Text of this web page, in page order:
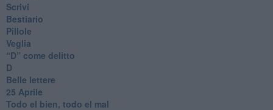
Scrivi
Bestiario
Pillole
Veglia
​“D” come delitto
D
Belle lettere
25 Aprile
Todo el bien, todo el mal